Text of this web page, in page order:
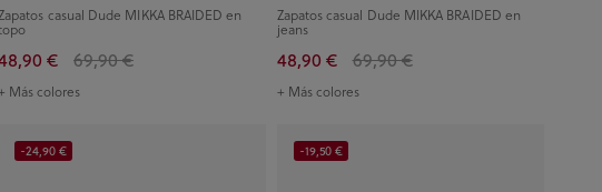
casual Dude MIKKA BRAIDED en
€ 69,90 €
Más colores
Zapatos casual Dude MIKKA BRAIDED en
jeans
48,90 € 69,90 €
+ Más colores
-24,90 € -19,50 €